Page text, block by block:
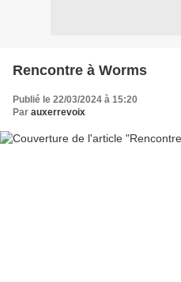
Rencontre à Worms
Publié le 22/03/2024 à 15:20
Par auxerrevoix